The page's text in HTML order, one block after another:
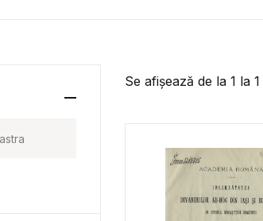
Se afișează de la 1 la 1